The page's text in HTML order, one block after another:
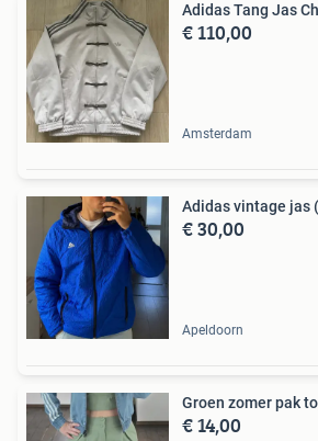
Adidas Tang Jas
€ 110,00
Amsterdam
Adidas vintage jas
€ 30,00
Apeldoorn
Groen zomer pak
€ 14,00